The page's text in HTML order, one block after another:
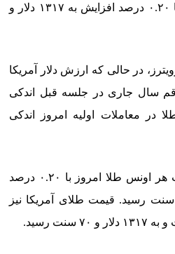
قیمت هر اونس طلا امروز با ۰.۲۰ درصد افزایش به ۱۳۱۷ دلار و
در حالی که ارزش دلار آمریکا
سال جاری در جلسه قبل اندکی
در معاملات اولیه امروز اندکی
بر اساس این گزارش، قیمت هر اونس طلا امروز با ۰.۲۰ درصد
افزایش به ۱۳۱۷ دلار و ۱۶ سنت رسید. قیمت طلای آمریکا نیز